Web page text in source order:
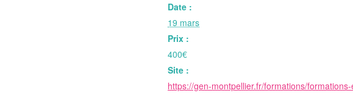
Date :
19 mars
Prix :
400€
Site :
https://gen-montpellier.fr/formations/